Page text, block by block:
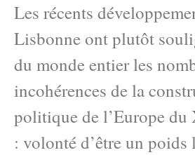
Les récents
Lisbonne ont plutôt
du monde entier les
incohérences de la
politique de l’Europe du
: volonté d’être un poids